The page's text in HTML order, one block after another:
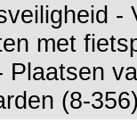
-
met
Plaatsen
(8-356)